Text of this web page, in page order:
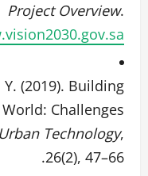
Project Overview.
(2019). Building
Challenges
Technology,
26(2), 47–66.